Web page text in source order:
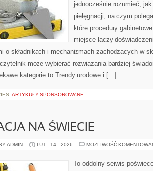
jednocześnie rozumieć, jak
pielęgnacji, na czym
które procedury
miejsce łączy
o składnikach i mechanizmach zachodzących w
może wybierać rozwiązania bardziej
kategorie to Trendy urodowe i […]
ARTYKUŁY SPONSOROWANE
NA ŚWIECIE
ADMIN LUT - 14 - 2026 MOŻLIWOŚĆ
To oddolny serwis